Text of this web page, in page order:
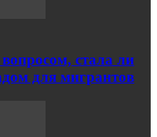
стала ли
для мигрантов